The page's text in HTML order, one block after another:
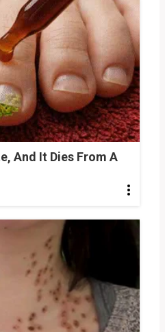
And It Dies From A